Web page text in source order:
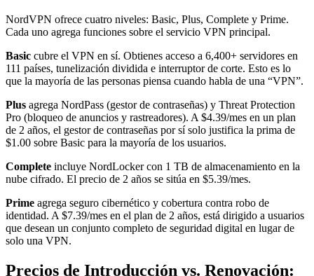
NordVPN ofrece cuatro niveles: Basic, Plus, Complete y Prime.
Cada uno agrega funciones sobre el servicio VPN principal.
Basic cubre el VPN en sí. Obtienes acceso a 6,400+ servidores en
111 países, tunelización dividida e interruptor de corte. Esto es lo
que la mayoría de las personas piensa cuando habla de una “VPN”.
Plus agrega NordPass (gestor de contraseñas) y Threat Protection
Pro (bloqueo de anuncios y rastreadores). A $4.39/mes en un plan
de 2 años, el gestor de contraseñas por sí solo justifica la prima de
$1.00 sobre Basic para la mayoría de los usuarios.
Complete incluye NordLocker con 1 TB de almacenamiento en la
nube cifrado. El precio de 2 años se sitúa en $5.39/mes.
Prime agrega seguro cibernético y cobertura contra robo de
identidad. A $7.39/mes en el plan de 2 años, está dirigido a usuarios
que desean un conjunto completo de seguridad digital en lugar de
solo una VPN.
Precios de Introducción vs. Renovación: